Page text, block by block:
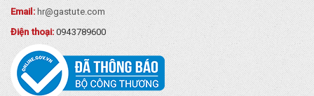
Email: hr@gastute.com
Điện thoại:0943789600